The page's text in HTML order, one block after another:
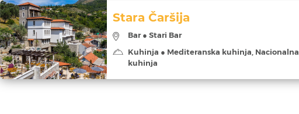
Stara Čaršija
Bar ● Stari Bar
Kuhinja ● Mediteranska kuhinja, Nacionalna
kuhinja